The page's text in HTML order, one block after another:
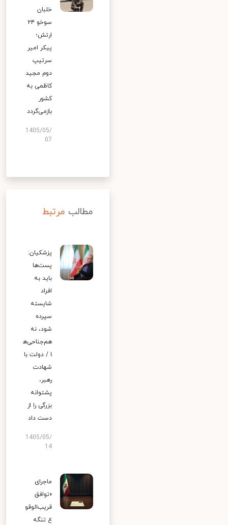
خلبان
سوخو ۲۴
ارتش؛
پیکر امیر
سرتیپ
دوم مجید
کاظمی به
کشور
بازمی‌گردد
1405/05/
07
مطالب مرتبط
پزشکیان:
پست‌ها
باید به
افراد
شایسته
سپرده
شود، نه
هم‌جناحی‌ه
ا / دولت با
شهادت
رهبر،
پشتوانه
بزرگی را از
دست داد
1405/05/
14
ماجرای
«توافق
قریب‌الوقو
ع تنگه